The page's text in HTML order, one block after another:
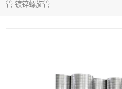
管 镀锌螺旋管
海南暖通工程